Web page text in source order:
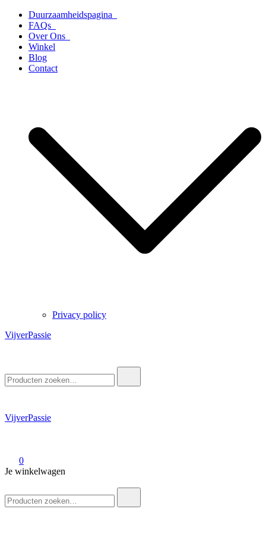
naar
inhoud
Duurzaamheidspagina
FAQs
Over Ons
Winkel
Blog
Contact
Privacy policy
VijverPassie
naar:
VijverPassie
0
Je winkelwagen
naar: